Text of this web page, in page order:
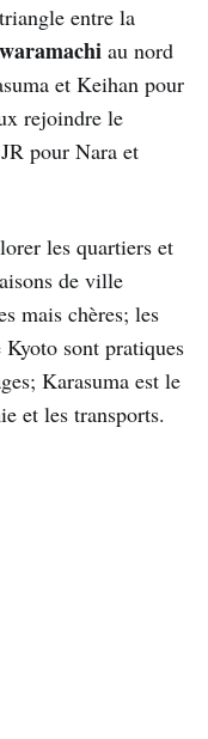
entre la
au nord
et Keihan pour
rejoindre le
pour Nara et
les quartiers et
de ville
mais chères; les
sont pratiques
Karasuma est le
et les transports.